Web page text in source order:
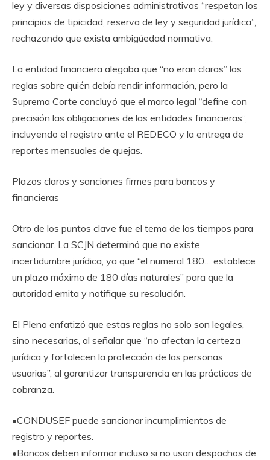
ley y diversas disposiciones administrativas “respetan los
principios de tipicidad, reserva de ley y seguridad jurídica”,
rechazando que exista ambigüedad normativa.
La entidad financiera alegaba que “no eran claras” las
reglas sobre quién debía rendir información, pero la
Suprema Corte concluyó que el marco legal “define con
precisión las obligaciones de las entidades financieras”,
incluyendo el registro ante el REDECO y la entrega de
reportes mensuales de quejas.
Plazos claros y sanciones firmes para bancos y
financieras
Otro de los puntos clave fue el tema de los tiempos para
sancionar. La SCJN determinó que no existe
incertidumbre jurídica, ya que “el numeral 180… establece
un plazo máximo de 180 días naturales” para que la
autoridad emita y notifique su resolución.
El Pleno enfatizó que estas reglas no solo son legales,
sino necesarias, al señalar que “no afectan la certeza
jurídica y fortalecen la protección de las personas
usuarias”, al garantizar transparencia en las prácticas de
cobranza.
•CONDUSEF puede sancionar incumplimientos de
registro y reportes.
•Bancos deben informar incluso si no usan despachos de